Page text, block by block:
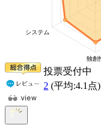
投票受付中
2 (平均:4.1 点)